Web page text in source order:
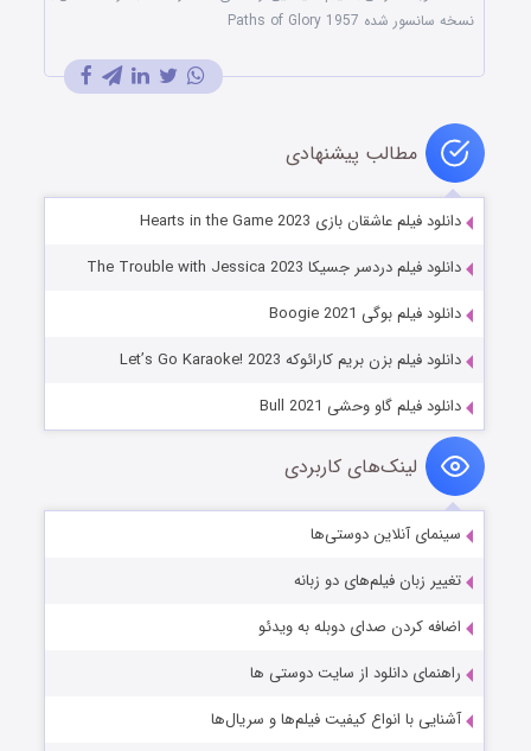
نسخه سانسور شده Paths of Glory 1957
مطالب پیشنهادی
دانلود فیلم عاشقان بازی Hearts in the Game 2023
دانلود فیلم دردسر جسیکا The Trouble with Jessica 2023
دانلود فیلم بوگی Boogie 2021
دانلود فیلم بزن بریم کارائوکه Let’s Go Karaoke! 2023
دانلود فیلم گاو وحشی Bull 2021
لینک‌های کاربردی
سینمای آنلاین دوستی‌ها
تغییر زبان فیلم‌های دو زبانه
اضافه کردن صدای دوبله به ویدئو
راهنمای دانلود از سایت دوستی ها
آشنایی با انواع کیفیت فیلم‌ها و سریال‌ها